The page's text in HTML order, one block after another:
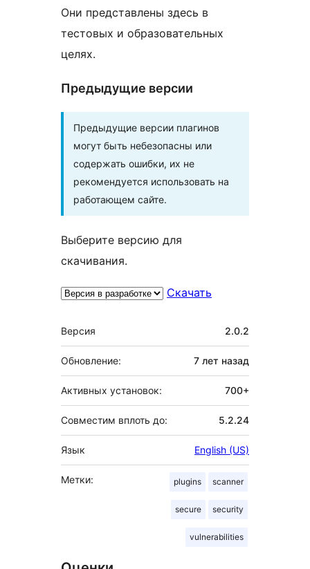
Они представлены здесь в
тестовых и образовательных
целях.
Предыдущие версии
Предыдущие версии плагинов
могут быть небезопасны или
содержать ошибки, их не
рекомендуется использовать на
работающем сайте.
Выберите версию для
скачивания.
Скачать
Мета
Версия 2.0.2
Обновление: 7 лет назад
Активных установок: 700+
Совместим вплоть до: 5.2.24
Язык English (US)
Метки: plugins scanner
secure security
vulnerabilities